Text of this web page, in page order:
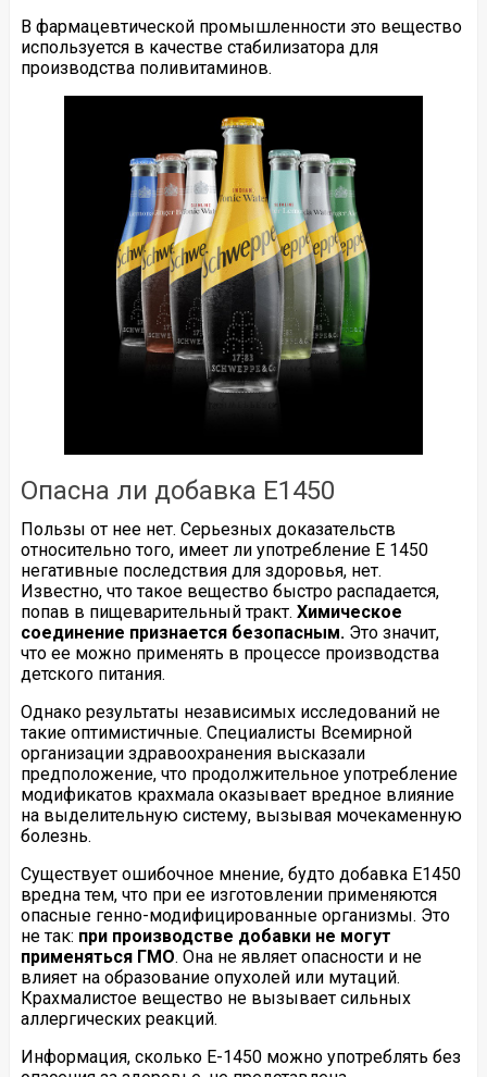
В фармацевтической промышленности это вещество
используется в качестве стабилизатора для
производства поливитаминов.
Опасна ли добавка Е1450
Пользы от нее нет. Серьезных доказательств
относительно того, имеет ли употребление Е 1450
негативные последствия для здоровья, нет.
Известно, что такое вещество быстро распадается,
попав в пищеварительный тракт. Химическое
соединение признается безопасным.Это значит,
что ее можно применять в процессе производства
детского питания.
Однако результаты независимых исследований не
такие оптимистичные. Специалисты Всемирной
организации здравоохранения высказали
предположение, что продолжительное употребление
модификатов крахмала оказывает вредное влияние
на выделительную систему, вызывая мочекаменную
болезнь.
Существует ошибочное мнение, будто добавка E1450
вредна тем, что при ее изготовлении применяются
опасные генно-модифицированные организмы. Это
не так: при производстве добавки не могут
применяться ГМО. Она не являет опасности и не
влияет на образование опухолей или мутаций.
Крахмалистое вещество не вызывает сильных
аллергических реакций.
Информация, сколько Е-1450 можно употреблять без